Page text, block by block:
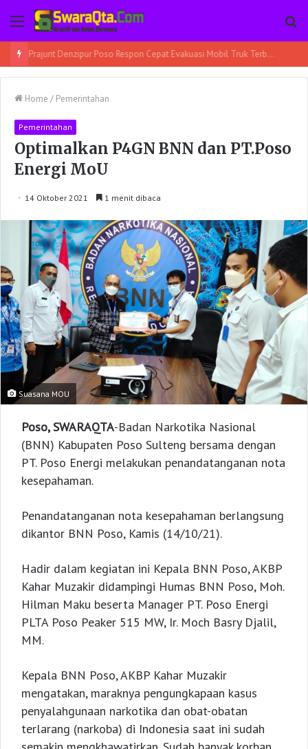
Menu
Prajurit Denzipur Poso Respon Cepat Evakuasi Mobil Truk Terbalik
Home / Pemerintahan
Pemerintahan
Optimalkan P4GN BNN dan PT.Poso
Energi MoU
14 Oktober 2021 1 menit dibaca
Suasana MOU
Poso, SWARAQTA-Badan Narkotika Nasional
(BNN) Kabupaten Poso Sulteng bersama dengan
PT. Poso Energi melakukan penandatanganan nota
kesepahaman.
Penandatanganan nota kesepahaman berlangsung
dikantor BNN Poso, Kamis (14/10/21).
Hadir dalam kegiatan ini Kepala BNN Poso, AKBP
Kahar Muzakir didampingi Humas BNN Poso, Moh.
Hilman Maku beserta Manager PT. Poso Energi
PLTA Poso Peaker 515 MW, Ir. Moch Basry Djalil,
MM.
Kepala BNN Poso, AKBP Kahar Muzakir
mengatakan, maraknya pengungkapaan kasus
penyalahgunaan narkotika dan obat-obatan
terlarang (narkoba) di Indonesia saat ini sudah